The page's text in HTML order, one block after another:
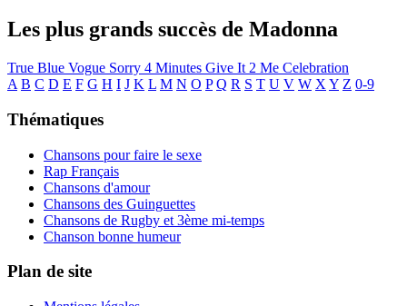
Les plus grands succès de Madonna
True Blue Vogue Sorry 4 Minutes Give It 2 Me Celebration
A B C D E F G H I J K L M N O P Q R S T U V W X Y Z 0-9
Thématiques
Chansons pour faire le sexe
Rap Français
Chansons d'amour
Chansons des Guinguettes
Chansons de Rugby et 3ème mi-temps
Chanson bonne humeur
Plan de site